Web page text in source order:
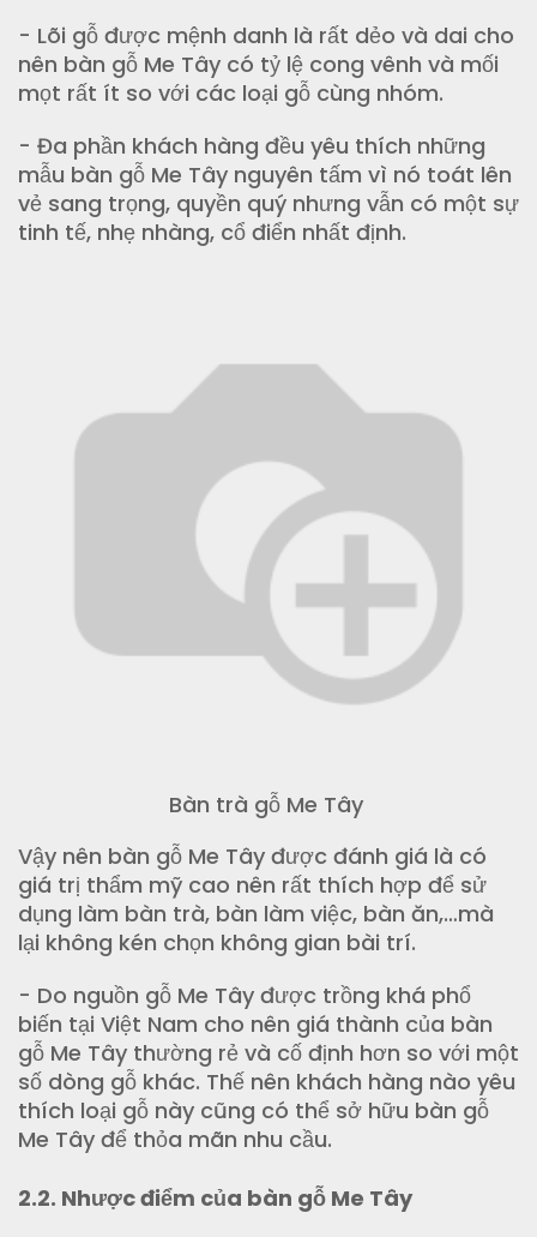
- Lõi gỗ được mệnh danh là rất dẻo và dai cho
nên bàn gỗ Me Tây có tỷ lệ cong vênh và mối
mọt rất ít so với các loại gỗ cùng nhóm.
- Đa phần khách hàng đều yêu thích những
mẫu bàn gỗ Me Tây nguyên tấm vì nó toát lên
vẻ sang trọng, quyền quý nhưng vẫn có một sự
tinh tế, nhẹ nhàng, cổ điển nhất định.
Bàn trà gỗ Me Tây
Vậy nên bàn gỗ Me Tây được đánh giá là có
giá trị thẩm mỹ cao nên rất thích hợp để sử
dụng làm bàn trà, bàn làm việc, bàn ăn,…mà
lại không kén chọn không gian bài trí.
- Do nguồn gỗ Me Tây được trồng khá phổ
biến tại Việt Nam cho nên giá thành của bàn
gỗ Me Tây thường rẻ và cố định hơn so với một
số dòng gỗ khác. Thế nên khách hàng nào yêu
thích loại gỗ này cũng có thể sở hữu bàn gỗ
Me Tây để thỏa mãn nhu cầu.
2.2. Nhược điểm của bàn gỗ Me Tây